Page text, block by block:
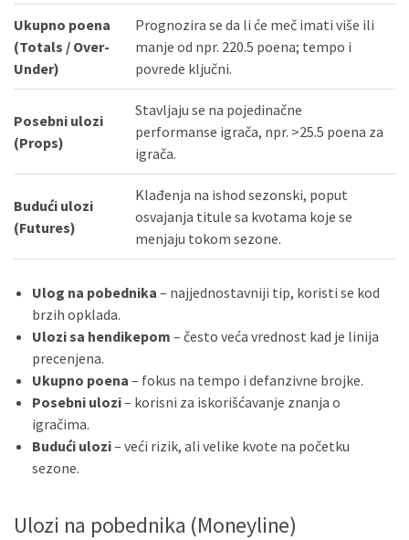
Ukupno poena
(Totals / Over-
Under)
Prognozira se da li će meč imati više ili
manje od npr. 220.5 poena; tempo i
povrede ključni.
Posebni ulozi
(Props)
Stavljaju se na pojedinačne
performanse igrača, npr. >25.5 poena za
igrača.
Budući ulozi
(Futures)
Klađenja na ishod sezonski, poput
osvajanja titule sa kvotama koje se
menjaju tokom sezone.
Ulog na pobednika – najjednostavniji tip, koristi se kod
brzih opklada.
Ulozi sa hendikepom – često veća vrednost kad je linija
precenjena.
Ukupno poena – fokus na tempo i defanzivne brojke.
Posebni ulozi– korisni za iskorišćavanje znanja o
igračima.
Budući ulozi– veći rizik, ali velike kvote na početku
sezone.
Ulozi na pobednika (Moneyline)